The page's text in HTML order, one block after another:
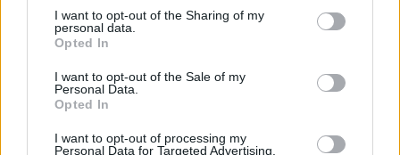
not limited to your visit or usage behaviour. You may click to
grant or deny consent to Google and its third-party tags to
use your data for below specified purposes in below Google
consent section.
I want to opt-out of the Sharing of my
personal data.
Opted In
I want to opt-out of the Sale of my
Personal Data.
Opted In
I want to opt-out of processing my
Personal Data for Targeted Advertising.